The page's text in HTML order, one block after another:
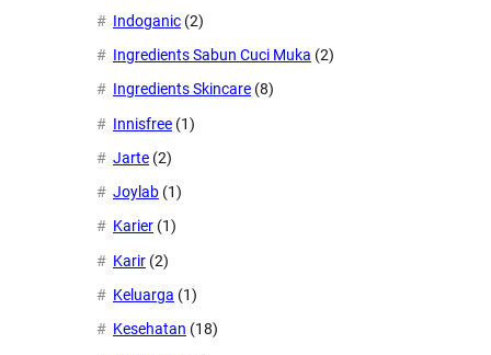
Indoganic (2)
Ingredients Sabun Cuci Muka (2)
Ingredients Skincare (8)
Innisfree (1)
Jarte (2)
Joylab (1)
Karier (1)
Karir (2)
Keluarga (1)
Kesehatan (18)